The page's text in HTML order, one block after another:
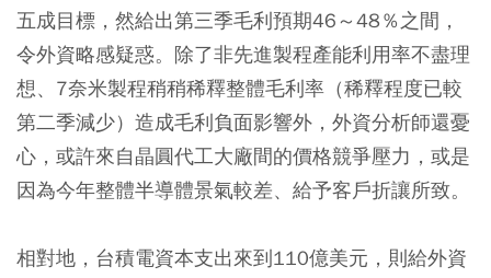
五成目標，然給出第三季毛利預期46～48％之間，
令外資略感疑惑。除了非先進製程產能利用率不盡理
想、7奈米製程稍稍稀釋整體毛利率（稀釋程度已較
第二季減少）造成毛利負面影響外，外資分析師還憂
心，或許來自晶圓代工大廠間的價格競爭壓力，或是
因為今年整體半導體景氣較差、給予客戶折讓所致。
相對地，台積電資本支出來到110億美元，則給外資